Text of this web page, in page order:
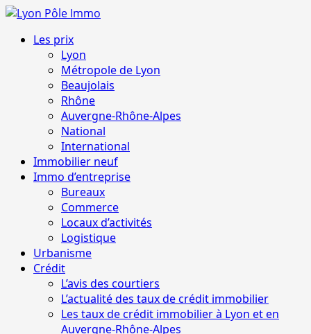
Aller
contenu
Menu
principal
Les prix
Lyon
Métropole de Lyon
Beaujolais
Rhône
Auvergne-Rhône-Alpes
National
International
Immobilier neuf
Immo d’entreprise
Bureaux
Commerce
Locaux d’activités
Logistique
Urbanisme
Crédit
L’avis des courtiers
L’actualité des taux de crédit immobilier
Les taux de crédit immobilier à Lyon et en
Auvergne-Rhône-Alpes